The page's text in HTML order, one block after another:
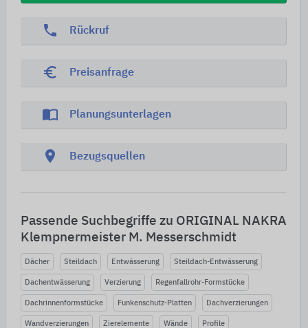
phone Rückruf
euro_symbol Preisanfrage
import_contacts Planungsunterlagen
location_on Bezugsquellen
Passende Suchbegriffe zu ORIGINAL NAKRA
Klempnermeister M. Messerschmidt
Dächer Steildach Entwässerung Steildach-Entwässerung
Dachentwässerung Verzierung Regenfallrohr-Formstücke
Dachrinnenformstücke Funkenschutz-Platten Dachverzierungen
Wandverzierungen Zierelemente Wände Profile